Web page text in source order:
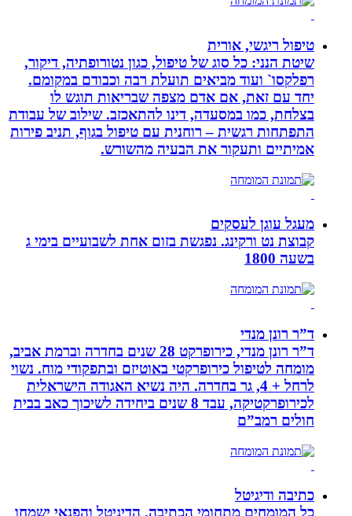
טיפול ריגשי, אורית
שיטת הנני: כל סוג של טיפול, כגון נטורופתיה, דיקור,
רפלקסו` ועוד מביאים תועלת רבה וכבודם במקומם.
יחד עם זאת, אם אדם מצפה שבריאות תוגש לו
בצלחת, כמו במסעדה, דינו להתאכזב. שילוב של עבודת
התפתחות רגשית – רוחנית עם טיפול בגוף, תניב פירות
אמיתיים ותעקור את הבעיה מהשורש.
מעגל עוגן לעסקים
קבוצת נט ורקינג. נפגשת בזום אחת לשבועיים בימי ג
בשעה 1800
ד”ר רונן מנדי
ד”ר רונן מנדי, כירופרקט 28 שנים בחדרה וברמת אביב,
מומחה לטיפול כירופרקטי באוטיזם ובתפקודי מוח. נשוי
לרחל + 4, גר בחדרה. היה נשיא האגודה הישראלית
לכירופרקטיקה, עבד 8 שנים ביחידה לשיכוך כאב בבית
חולים רמב”ם
כתיבה ודיגיטל
כל המומחים מתחומי הכתיבה, הדיגיטל והפנאי ישמחו